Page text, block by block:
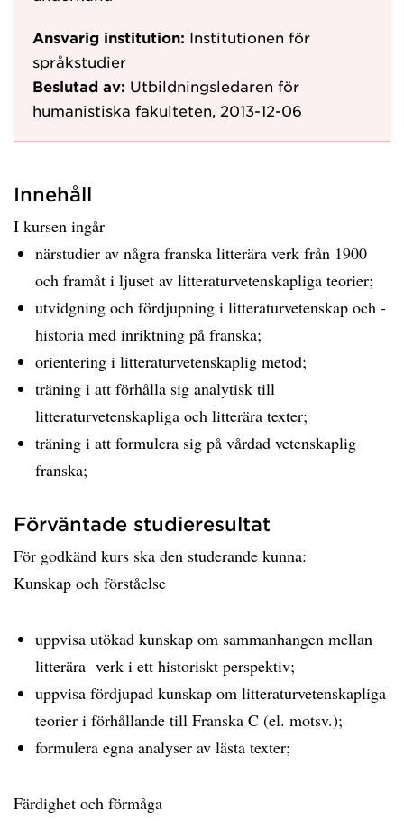
Ansvarig institution: Institutionen för
språkstudier
Beslutad av: Utbildningsledaren för
humanistiska fakulteten, 2013-12-06
Innehåll
I kursen ingår
närstudier av några franska litterära verk från 1900
och framåt i ljuset av litteraturvetenskapliga teorier;
utvidgning och fördjupning i litteraturvetenskap och -
historia med inriktning på franska;
orientering i litteraturvetenskaplig metod;
träning i att förhålla sig analytisk till
litteraturvetenskapliga och litterära texter;
träning i att formulera sig på vårdad vetenskaplig
franska;
Förväntade studieresultat
För godkänd kurs ska den studerande kunna:
Kunskap och förståelse
uppvisa utökad kunskap om sammanhangen mellan
litterära verk i ett historiskt perspektiv;
uppvisa fördjupad kunskap om litteraturvetenskapliga
teorier i förhållande till Franska C (el. motsv.);
formulera egna analyser av lästa texter;
Färdighet och förmåga